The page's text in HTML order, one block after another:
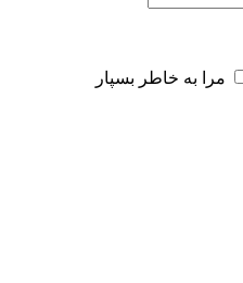
مرا به خاطر بسپار